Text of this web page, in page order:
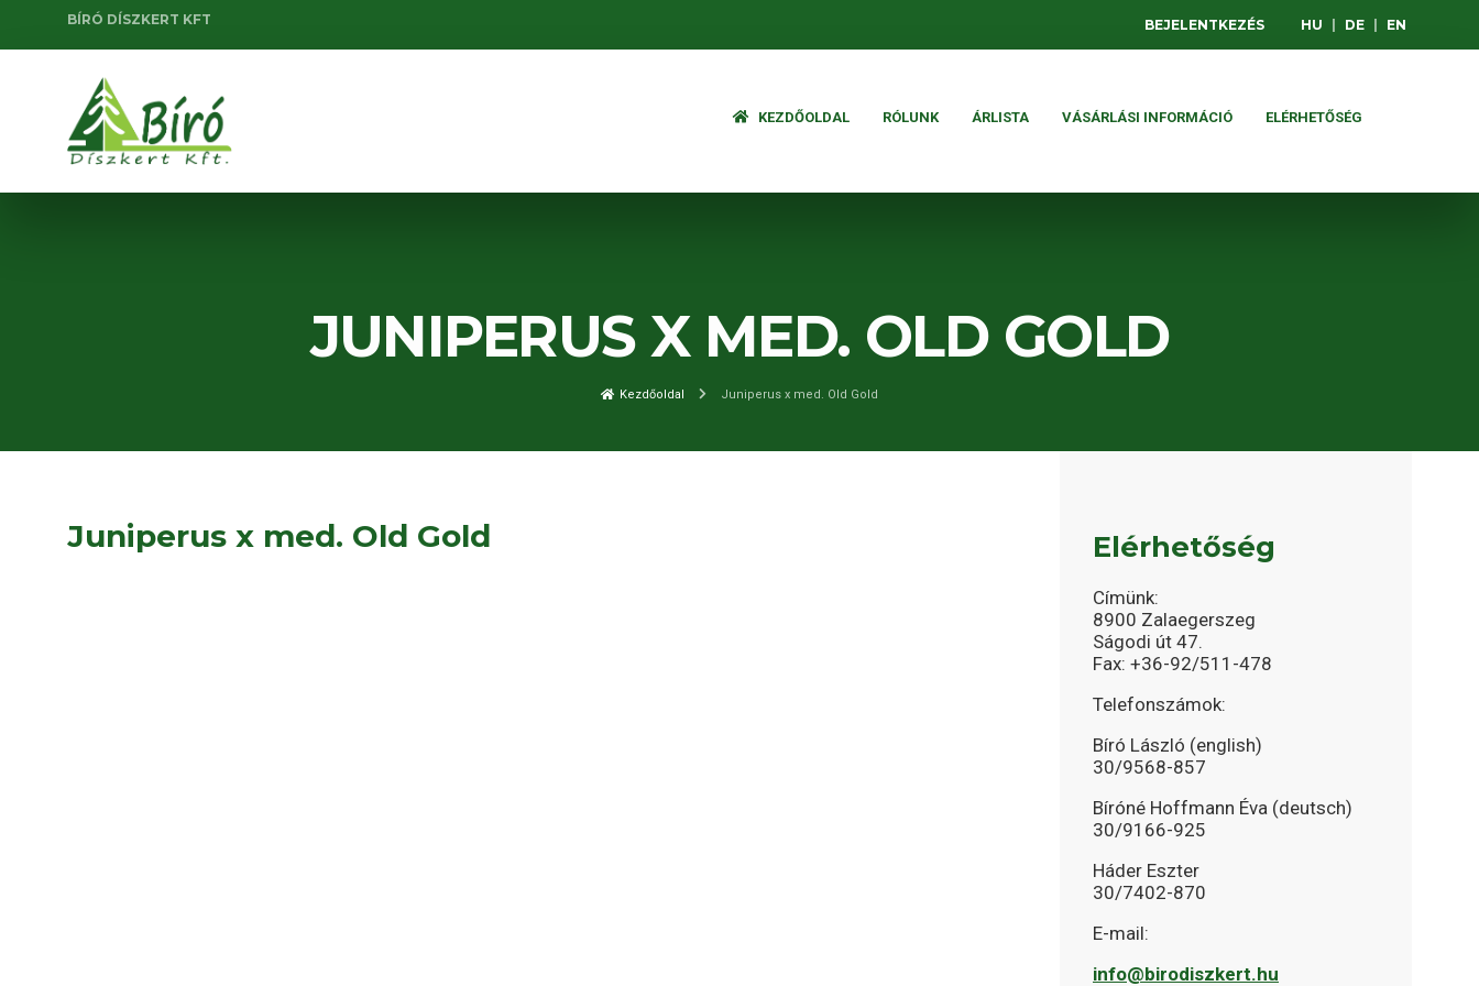
BÍRÓ DÍSZKERT KFT BEJELENTKEZÉS HU DE EN
KEZDŐOLDAL RÓLUNK ÁRLISTA VÁSÁRLÁSI INFORMÁCIÓ ELÉRHETŐSÉG
JUNIPERUS X MED. OLD GOLD
Kezdőoldal Juniperus x med. Old Gold
Juniperus x med. Old Gold Elérhetőség
Címünk:
8900 Zalaegerszeg
Ságodi út 47.
Fax: +36-92/511-478
Telefonszámok:
Bíró László (english)
30/9568-857
Bíróné Hoffmann Éva (deutsch)
30/9166-925
Háder Eszter
30/7402-870
E-mail:
info@birodiszkert.hu